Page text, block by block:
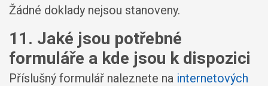
Žádné doklady nejsou stanoveny.
11. Jaké jsou potřebné
formuláře a kde jsou k dispozici
Příslušný formulář naleznete na internetových